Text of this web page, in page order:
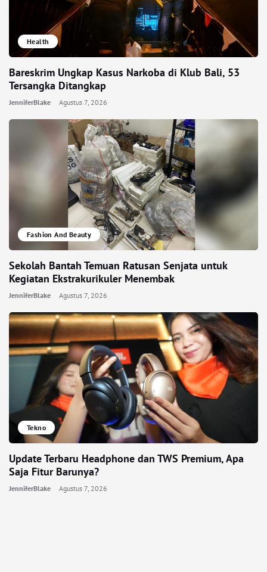
Health
Bareskrim Ungkap Kasus Narkoba di Klub Bali, 53
Tersangka Ditangkap
JenniferBlake Agustus 7, 2026
Fashion And Beauty
Sekolah Bantah Temuan Ratusan Senjata untuk
Kegiatan Ekstrakurikuler Menembak
JenniferBlake Agustus 7, 2026
Tekno
Update Terbaru Headphone dan TWS Premium, Apa
Saja Fitur Barunya?
JenniferBlake Agustus 7, 2026